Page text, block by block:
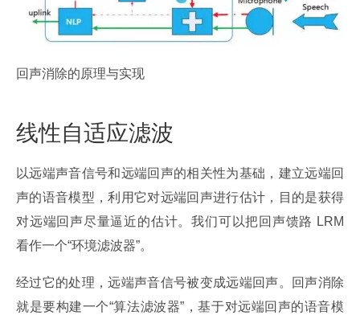
回声消除的原理与实现
线性自适应滤波
以远端声音信号和远端回声的相关性为基础，建立远端回
声的语音模型，利用它对远端回声进行估计，目的是获得
对远端回声尽量逼近的估计。我们可以把回声馈路 LRM
看作一个“环境滤波器”。
经过它的处理，远端声音信号被变成远端回声。回声消除
就是要构建一个“算法滤波器”，基于对远端回声的语音模